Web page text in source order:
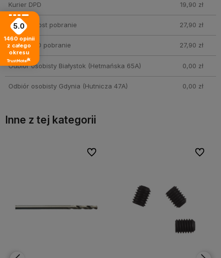
Kurier DPD 19,90 zł
Kurier InPost pobranie 27,90 zł
Kurier DPD pobranie 27,90 zł
Odbiór osobisty Białystok (Hetmańska 65A) 0,00 zł
Odbiór osobisty Gdynia (Hutnicza 47A) 0,00 zł
Inne z tej kategorii
Do ulubionych
Do ulubionych Do
Do
5.0
1460 opinii
z całego
okresu